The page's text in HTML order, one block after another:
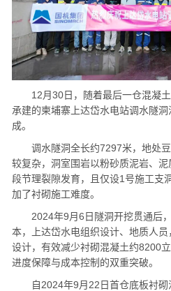
12月30日，随着最后一仓混凝
承建的柬埔寨上达岱水电站调水隧
成。
调水隧洞全长约7297米，地处
较复杂，洞室围岩以粉砂质泥岩、
段节理裂隙发育，且仅设1号施工支
加了衬砌施工难度。
2024年9月6日隧洞开挖贯通后
本，上达岱水电组织设计、地质人
设计，有效减少衬砌混凝土约8200
进度保障与成本控制的双重突破。
自2024年9月22日首仓底板衬